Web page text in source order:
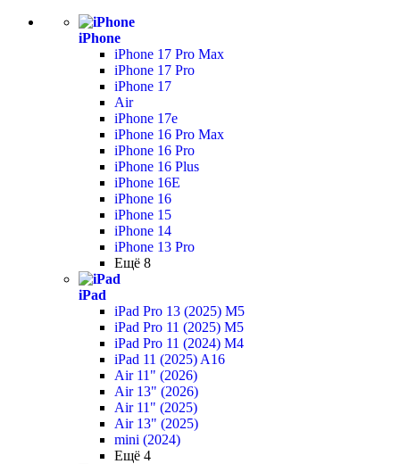
iPhone
iPhone 17 Pro Max
iPhone 17 Pro
iPhone 17
Air
iPhone 17e
iPhone 16 Pro Max
iPhone 16 Pro
iPhone 16 Plus
iPhone 16E
iPhone 16
iPhone 15
iPhone 14
iPhone 13 Pro
Ещё 8
iPad
iPad Pro 13 (2025) M5
iPad Pro 11 (2025) M5
iPad Pro 11 (2024) M4
iPad 11 (2025) A16
Air 11" (2026)
Air 13" (2026)
Air 11" (2025)
Air 13" (2025)
mini (2024)
Ещё 4